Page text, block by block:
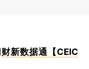
财新数据通【CEIC